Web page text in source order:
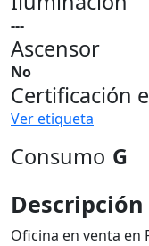
---
Ascensor
No
Certificación
Ver etiqueta
Consumo G
Oficina en venta en